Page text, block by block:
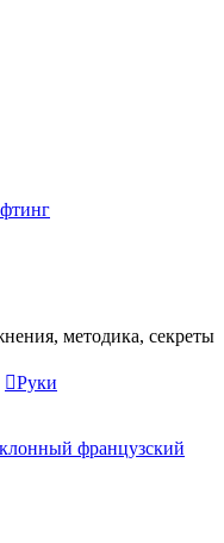
методика, секреты
Руки
французский